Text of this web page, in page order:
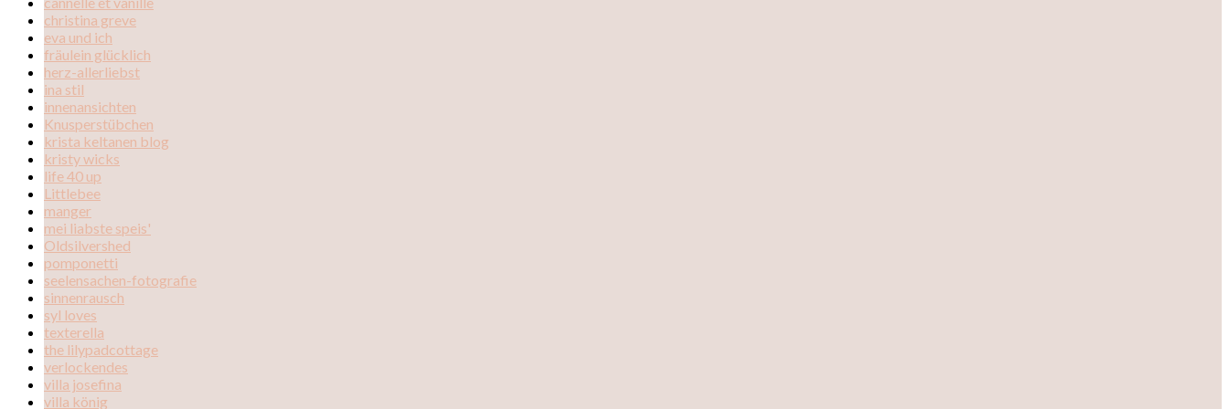
christina greve
eva und ich
fräulein glücklich
herz-allerliebst
ina stil
innenansichten
Knusperstübchen
krista keltanen blog
kristy wicks
life 40 up
Littlebee
manger
mei liabste speis'
Oldsilvershed
pomponetti
seelensachen-fotografie
sinnenrausch
syl loves
texterella
the lilypadcottage
verlockendes
villa josefina
villa könig